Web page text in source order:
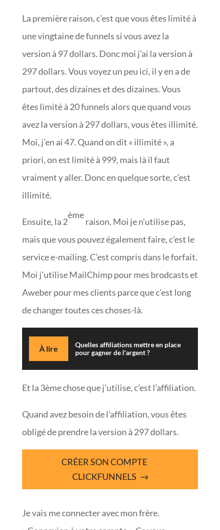
La première raison, c’est que vous êtes limité à
une vingtaine de funnels si vous avez la
version à 97 dollars. Donc moi j’ai la version à
297 dollars. Vous voyez un peu ici, il y en a de
partout, des dizaines et des dizaines. Vous
êtes limité à 20 funnels alors que quand vous
avez la version à 297 dollars, vous êtes illimité.
Moi, j’en ai 47. Quand on dit « illimité », a
priori, on est limité à 999, mais là il faut
vraiment y aller. Donc en quelque sorte, c’est
illimité.
Ensuite, la 2
ème
raison. Moi je n’utilise pas,
mais que vous pouvez également faire, c’est le
service e-mailing. C’est compris dans le forfait.
Moi j’utilise MailChimp pour mes brodcasts et
Aweber pour mes clients parce que c’est long
de changer toutes ces choses-là.
À lire
Quelles affiliations mettre en place
pour gagner de l'argent ?
Et la 3ème chose que j’utilise, c’est l’affiliation.
Quand avez besoin de l’affiliation, vous êtes
obligé de prendre la version à 297 dollars.
CRÉER SON COMPTE
CLICKFUNNELS
Je vais me connecter avec mon frère.